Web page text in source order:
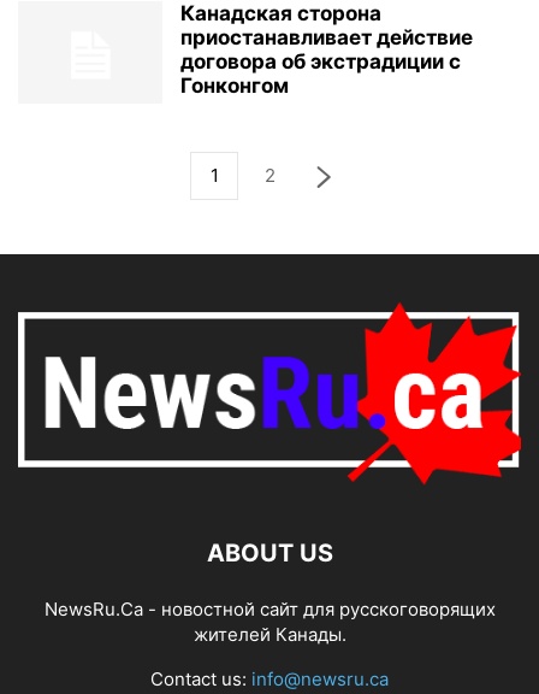
Канадская сторона
приостанавливает действие
договора об экстрадиции с
Гонконгом
1 2
ABOUT US
NewsRu.Ca - новостной сайт для русскоговорящих
жителей Канады.
Contact us: info@newsru.ca